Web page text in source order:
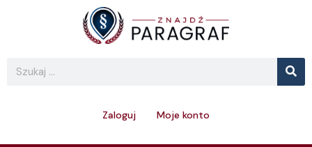
Search
Zaloguj Moje konto